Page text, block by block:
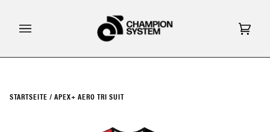
Inhalt
STARTSEITE / APEX+ AERO TRI SUIT